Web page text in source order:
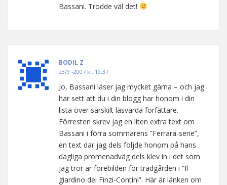
Bassani. Trodde väl det!
BODIL Z
23/9 -2007 kl. 19:37
Jo, Bassani läser jag mycket gärna – och jag
har sett att du i din blogg har honom i din
lista över särskilt läsvärda författare.
Förresten skrev jag en liten extra text om
Bassani i förra sommarens ”Ferrara-serie”,
en text där jag dels följde honom på hans
dagliga promenadväg dels klev in i det som
jag tror är förebilden för trädgården i ”Il
giardino dei Finzi-Contini”. Här är länken om